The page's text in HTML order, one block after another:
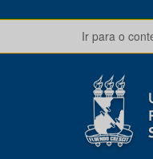
Ir para o